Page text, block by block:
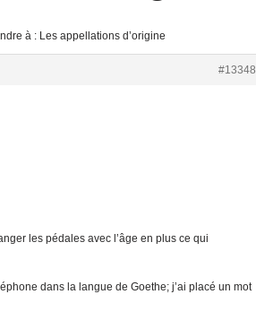
à : Les appellations d’origine
#13348
les pédales avec l’âge en plus ce qui
dans la langue de Goethe; j’ai placé un mot